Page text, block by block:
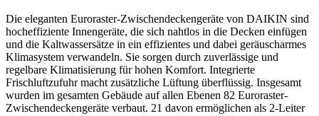
Die eleganten Euroraster-Zwischendeckengeräte von DAIKIN sind
hocheffiziente Innengeräte, die sich nahtlos in die Decken einfügen
und die Kaltwassersätze in ein effizientes und dabei geräuscharmes
Klimasystem verwandeln. Sie sorgen durch zuverlässige und
regelbare Klimatisierung für hohen Komfort. Integrierte
Frischluftzufuhr macht zusätzliche Lüftung überflüssig. Insgesamt
wurden im gesamten Gebäude auf allen Ebenen 82 Euroraster-
Zwischendeckengeräte verbaut. 21 davon ermöglichen als 2-Leiter